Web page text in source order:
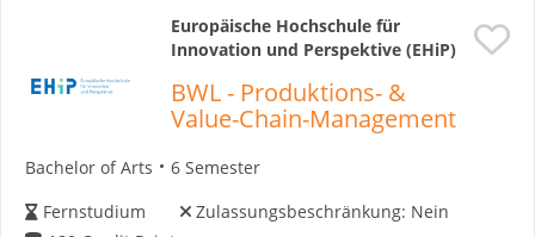
Europäische Hochschule für
Innovation und Perspektive (EHiP)
BWL - Produktions- &
Value-Chain-Management
Bachelor of Arts
6 Semester
Fernstudium
Zulassungsbeschränkung: Nein